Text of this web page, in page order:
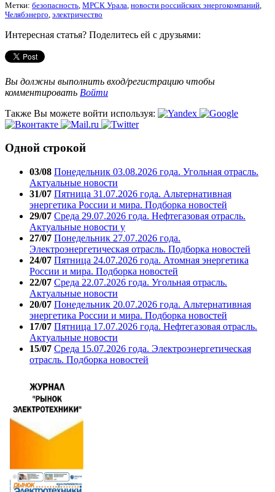
Метки: безопасность МРСК Урала новости российских энергокомпаний
Челябэнерго электричество
Интересная статья? Поделитесь ей с друзьями:
Вы должны выполнить вход/регистрацию чтобы
комментировать Войти
Также Вы можете войти используя:
Одной строкой
03/08 Понедельник 03.08.2026 года. Угольная отрасль.
Актуальные новости
31/07 Пятница 31.07.2026 года. Альтернативная
энергетика России и мира. Подборка новостей
29/07 Среда 29.07.2026 года. Нефтегазовая отрасль.
Актуальные новости у
27/07 Понедельник 27.07.2026 года.
Электроэнергетическая отрасль. Подборка новостей
24/07 Пятница 24.07.2026 года. Атомная энергетика
России и мира. Подборка новостей
22/07 Среда 22.07.2026 года. Угольная отрасль.
Актуальные новости
20/07 Понедельник 20.07.2026 года. Альтернативная
энергетика России и мира. Подборка новостей
17/07 Пятница 17.07.2026 года. Нефтегазовая отрасль.
Актуальные новости
15/07 Среда 15.07.2026 года. Электроэнергетическая
отрасль. Подборка новостей